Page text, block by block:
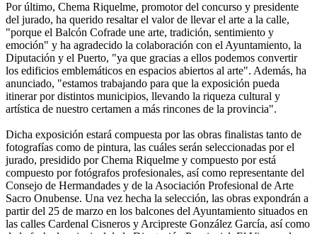
Por último, Chema Riquelme, promotor del concurso y presidente
del jurado, ha querido resaltar el valor de llevar el arte a la calle,
"porque el Balcón Cofrade une arte, tradición, sentimiento y
emoción" y ha agradecido la colaboración con el Ayuntamiento, la
Diputación y el Puerto, "ya que gracias a ellos podemos convertir
los edificios emblemáticos en espacios abiertos al arte". Además, ha
anunciado, "estamos trabajando para que la exposición pueda
itinerar por distintos municipios, llevando la riqueza cultural y
artística de nuestro certamen a más rincones de la provincia".
Dicha exposición estará compuesta por las obras finalistas tanto de
fotografías como de pintura, las cuáles serán seleccionadas por el
jurado, presidido por Chema Riquelme y compuesto por está
compuesto por fotógrafos profesionales, así como representante del
Consejo de Hermandades y de la Asociación Profesional de Arte
Sacro Onubense. Una vez hecha la selección, las obras expondrán a
partir del 25 de marzo en los balcones del Ayuntamiento situados en
las calles Cardenal Cisneros y Arcipreste González García, así como